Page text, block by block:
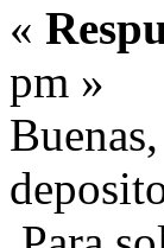
«
pm »